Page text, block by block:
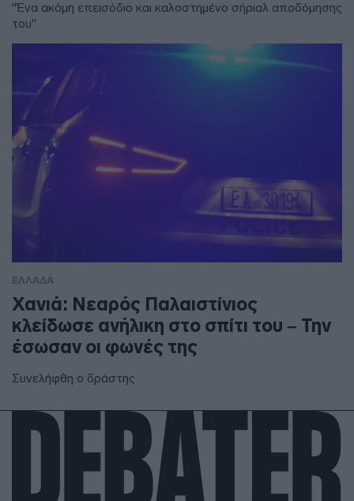
"Ένα ακόμη επεισόδιο και καλοστημένο σήριαλ αποδόμησης
του"
ΕΛΛΑΔΑ
Χανιά: Νεαρός Παλαιστίνιος
κλείδωσε ανήλικη στο σπίτι του – Την
έσωσαν οι φωνές της
Συνελήφθη ο δράστης